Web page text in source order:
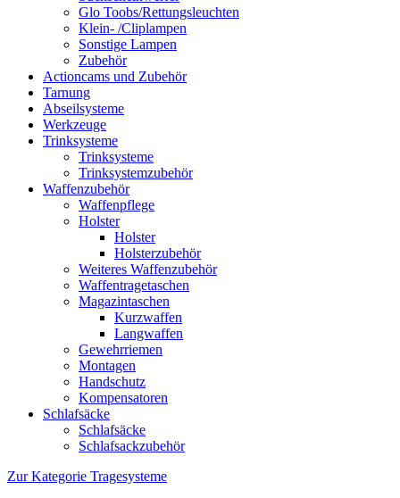
Glo Toobs/Rettungsleuchten
Klein- /Cliplampen
Sonstige Lampen
Zubehör
Actioncams und Zubehör
Tarnung
Abseilsysteme
Werkzeuge
Trinksysteme
Trinksysteme
Trinksystemzubehör
Waffenzubehör
Waffenpflege
Holster
Holster
Holsterzubehör
Weiteres Waffenzubehör
Waffentragetaschen
Magazintaschen
Kurzwaffen
Langwaffen
Gewehrriemen
Montagen
Handschutz
Kompensatoren
Schlafsäcke
Schlafsäcke
Schlafsackzubehör
Zur Kategorie Tragesysteme